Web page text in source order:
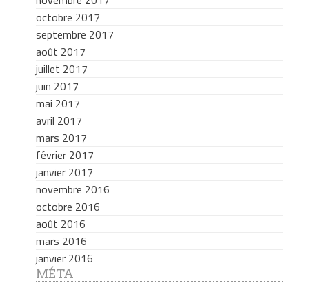
octobre 2017
septembre 2017
août 2017
juillet 2017
juin 2017
mai 2017
avril 2017
mars 2017
février 2017
janvier 2017
novembre 2016
octobre 2016
août 2016
mars 2016
janvier 2016
MÉTA